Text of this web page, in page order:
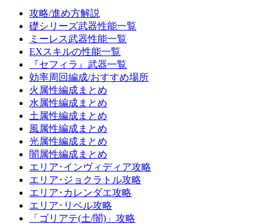
攻略/進め方解説
礎シリーズ武器性能一覧
ミーレス武器性能一覧
EXスキルの性能一覧
『セフィラ』武器一覧
効率周回編成/おすすめ場所
火属性編成まとめ
水属性編成まとめ
土属性編成まとめ
風属性編成まとめ
光属性編成まとめ
闇属性編成まとめ
エリア･インヴィディア攻略
エリア･ジョクラトル攻略
エリア･カレンダエ攻略
エリア･リベル攻略
「ゴリアテ(土/闇)」攻略